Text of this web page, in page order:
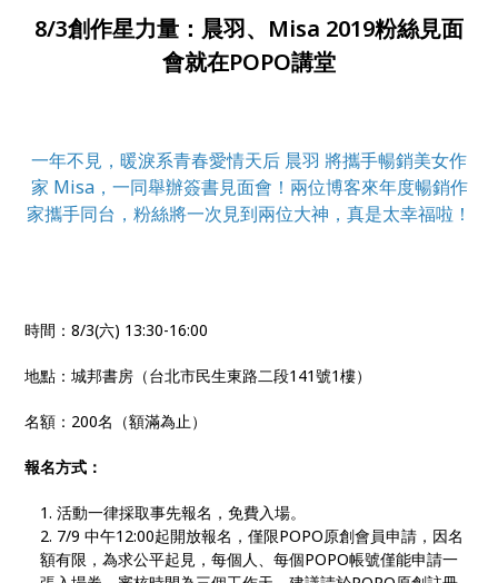
8/3創作星力量：晨羽、Misa 2019粉絲見面
會就在POPO講堂
一年不見，暖淚系青春愛情天后 晨羽 將攜手暢銷美女作
家 Misa，一同舉辦簽書見面會！兩位博客來年度暢銷作
家攜手同台，粉絲將一次見到兩位大神，真是太幸福啦！
時間：8/3(六) 13:30-16:00
地點：城邦書房（台北市民生東路二段141號1樓）
名額：200名（額滿為止）
報名方式：
活動一律採取事先報名，免費入場。
7/9 中午12:00起開放報名，僅限POPO原創會員申請，因名
額有限，為求公平起見，每個人、每個POPO帳號僅能申請一